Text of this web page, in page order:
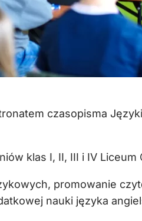
czasopisma
klas I, II, III i IV
promowanie
nauki języka